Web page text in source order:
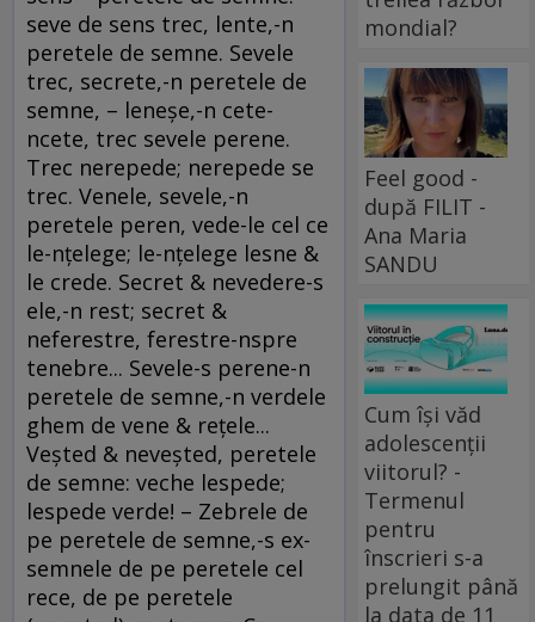
seve de sens trec, lente,-n
peretele de semne. Sevele
trec, secrete,-n peretele de
semne, – leneşe,-n cete-
ncete, trec sevele perene.
Trec nerepede; nerepede se
trec. Venele, sevele,-n
peretele peren, vede-le cel ce
le-nţelege; le-nţelege lesne &
le crede. Secret & nevedere-s
ele,-n rest; secret &
neferestre, ferestre-nspre
tenebre... Sevele-s perene-n
peretele de semne,-n verdele
ghem de vene & reţele...
Veşted & neveşted, peretele
de semne: veche lespede;
lespede verde! – Zebrele de
pe peretele de semne,-s ex-
semnele de pe peretele cel
rece, de pe peretele
mondial?
Feel good -
după FILIT -
Ana Maria
SANDU
Cum își văd
adolescenții
viitorul? -
Termenul
pentru
înscrieri s-a
prelungit până
la data de 11